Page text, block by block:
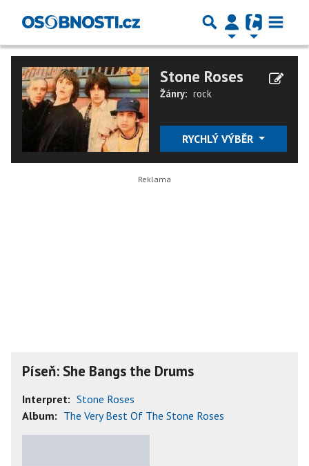
Stone Roses
Žánry: rock
RYCHLÝ VÝBĚR
Píseň: She Bangs the Drums
Interpret: Stone Roses
Album: The Very Best Of The Stone Roses